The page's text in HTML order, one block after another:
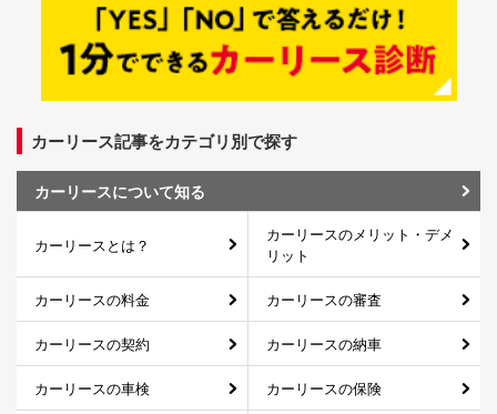
カーリース記事をカテゴリ別で探す
カーリースについて知る
カーリースとは？
カーリースのメリット・デメ
リット
カーリースの料金 カーリースの審査
カーリースの契約 カーリースの納車
カーリースの車検 カーリースの保険